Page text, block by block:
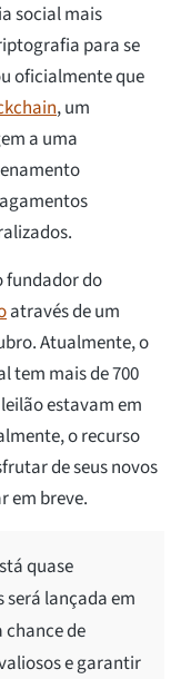
social mais
para se
oficialmente que
, um
a uma
fundador do
através de um
Atualmente, o
tem mais de 700
estavam em
o recurso
de seus novos
em breve.
quase
lançada em
chance de
e garantir